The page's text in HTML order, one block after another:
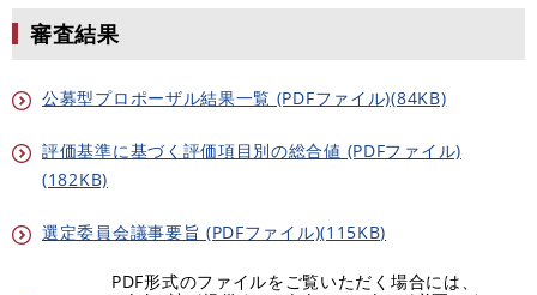
審査結果
公募型プロポーザル結果一覧 (PDFファイル)(84KB)
評価基準に基づく評価項目別の総合値 (PDFファイル)
(182KB)
選定委員会議事要旨 (PDFファイル)(115KB)
PDF形式のファイルをご覧いただく場合には、